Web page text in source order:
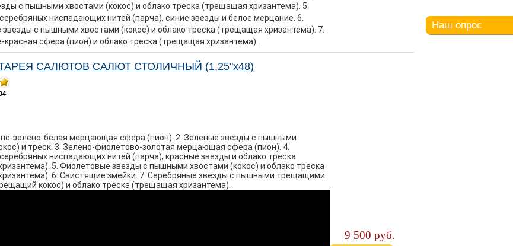
с пышными хвостами (кокос) и облако треска (трещащая хризантема). 5.
ниспадающих нитей (парча), синие звезды и белое мерцание. 6.
с пышными хвостами (кокос) и облако треска (трещащая хризантема). 7.
красная сфера (пион) и облако треска (трещащая хризантема).
САЛЮТОВ САЛЮТ СТОЛИЧНЫЙ (1,25"х48)
зелено-белая мерцающая сфера (пион). 2. Зеленые звезды с пышными
и треск. 3. Зелено-фиолетово-золотая мерцающая сфера (пион). 4.
ниспадающих нитей (парча), красные звезды и облако треска
5. Фиолетовые звезды с пышными хвостами (кокос) и облако треска
6. Свистящие змейки. 7. Серебряные звезды с пышными трещащими
кокос) и облако треска (трещащая хризантема).
9 500 руб.
Наш опрос